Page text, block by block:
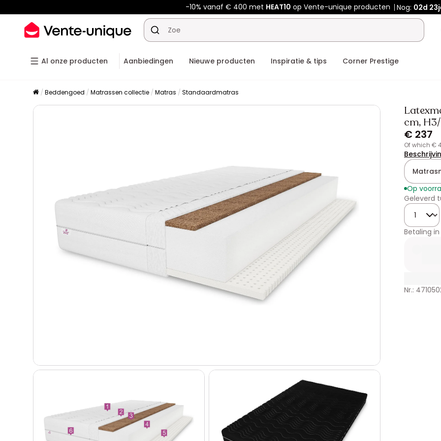
-10% vanaf € 400 met HEAT10 op Vente-unique producten Nog: 02d
Al onze producten Aanbiedingen Nieuwe producten Inspiratie & tips Corner Prestige
Beddengoed Matrassen collectie Matras Standaardmatras
cm,
€ 237
of which €
Op
Geleverd
Betaling in
Nr.: